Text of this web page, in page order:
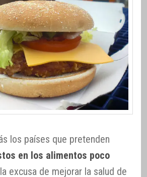
los países que pretenden
en los alimentos poco
excusa de mejorar la salud de